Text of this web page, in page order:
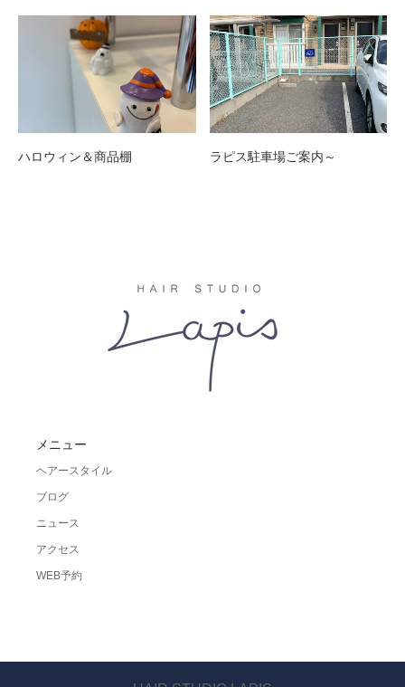
ハロウィン＆商品棚 ラピス駐車場ご案内～
メニュー
ヘアースタイル
ブログ
ニュース
アクセス
WEB予約